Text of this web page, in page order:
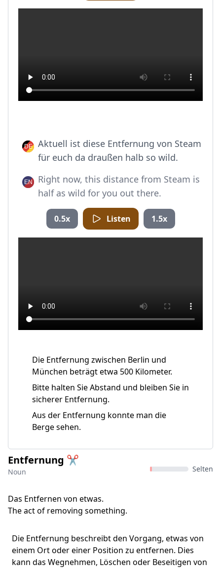
Aktuell ist diese Entfernung von Steam
für euch da draußen halb so wild.
Right now, this distance from Steam is
half as wild for you out there.
0.5x Listen 1.5x
Die Entfernung zwischen Berlin und
München beträgt etwa 500 Kilometer.
Bitte halten Sie Abstand und bleiben Sie in
sicherer Entfernung.
Aus der Entfernung konnte man die
Berge sehen.
Entfernung ✂️
Noun Selten
Das Entfernen von etwas.
The act of removing something.
Die Entfernung beschreibt den Vorgang, etwas von
einem Ort oder einer Position zu entfernen. Dies
kann das Wegnehmen, Löschen oder Beseitigen von